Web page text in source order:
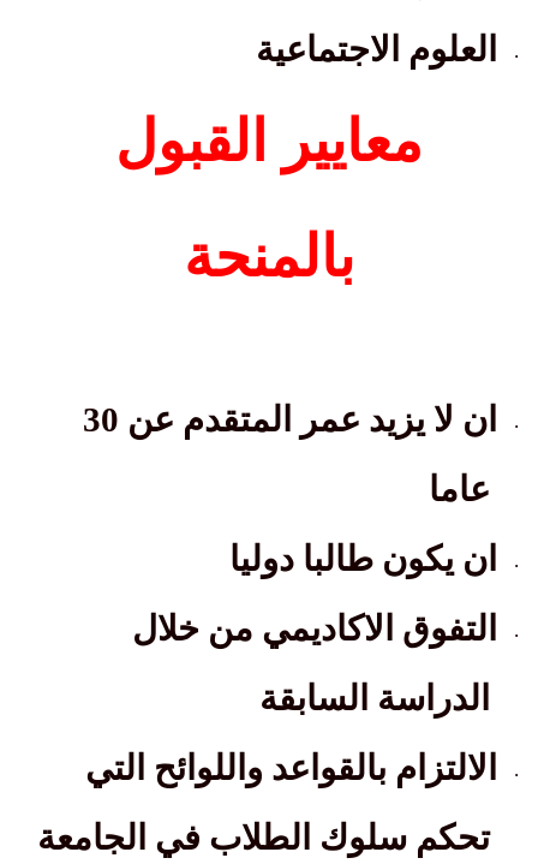
· العلوم الاجتماعية
معايير القبول
بالمنحة
·
ان لا يزيد عمر المتقدم عن 30
عاما
· ان يكون طالبا دوليا
·
التفوق الاكاديمي من خلال
الدراسة السابقة
·
الالتزام بالقواعد واللوائح التي
تحكم سلوك الطلاب في الجامعة